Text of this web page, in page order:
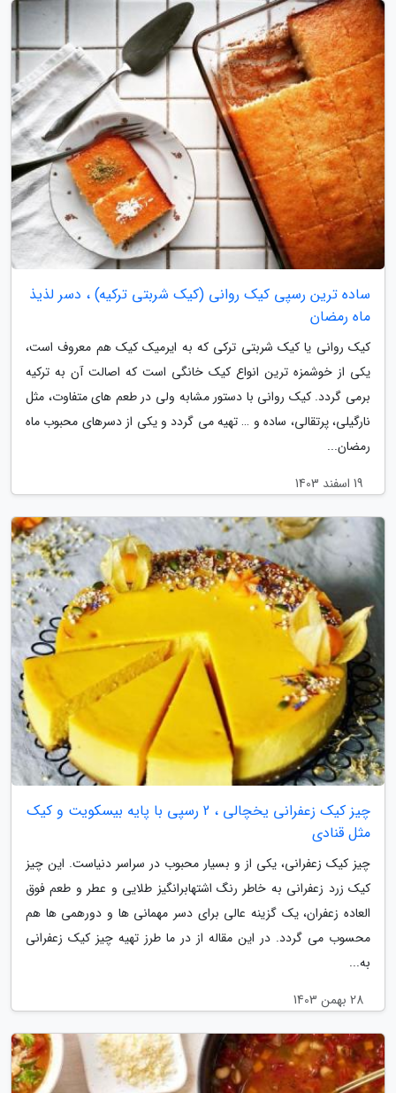
ساده ترین رسپی کیک روانی (کیک شربتی ترکیه) ، دسر لذیذ
ماه رمضان
کیک روانی یا کیک شربتی ترکی که به ایرمیک کیک هم معروف است،
یکی از خوشمزه ترین انواع کیک خانگی است که اصالت آن به ترکیه
برمی گردد. کیک روانی با دستور مشابه ولی در طعم های متفاوت، مثل
نارگیلی، پرتقالی، ساده و … تهیه می گردد و یکی از دسرهای محبوب ماه
رمضان...
19 اسفند 1403
چیز کیک زعفرانی یخچالی ، 2 رسپی با پایه بیسکویت و کیک
مثل قنادی
چیز کیک زعفرانی، یکی از و بسیار محبوب در سراسر دنیاست. این چیز
کیک زرد زعفرانی به خاطر رنگ اشتهابرانگیز طلایی و عطر و طعم فوق
العاده زعفران، یک گزینه عالی برای دسر مهمانی ها و دورهمی ها هم
محسوب می گردد. در این مقاله از در ما طرز تهیه چیز کیک زعفرانی
به...
28 بهمن 1403